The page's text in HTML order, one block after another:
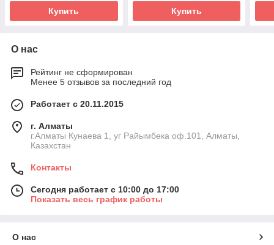
Купить Купить
О нас
Рейтинг не сформирован
Менее 5 отзывов за последний год
Работает с 20.11.2015
г. Алматы
г.Алматы Кунаева 1, уг Райымбека оф.101, Алматы,
Казахстан
Контакты
Сегодня работает с 10:00 до 17:00
Показать весь график работы
О нас